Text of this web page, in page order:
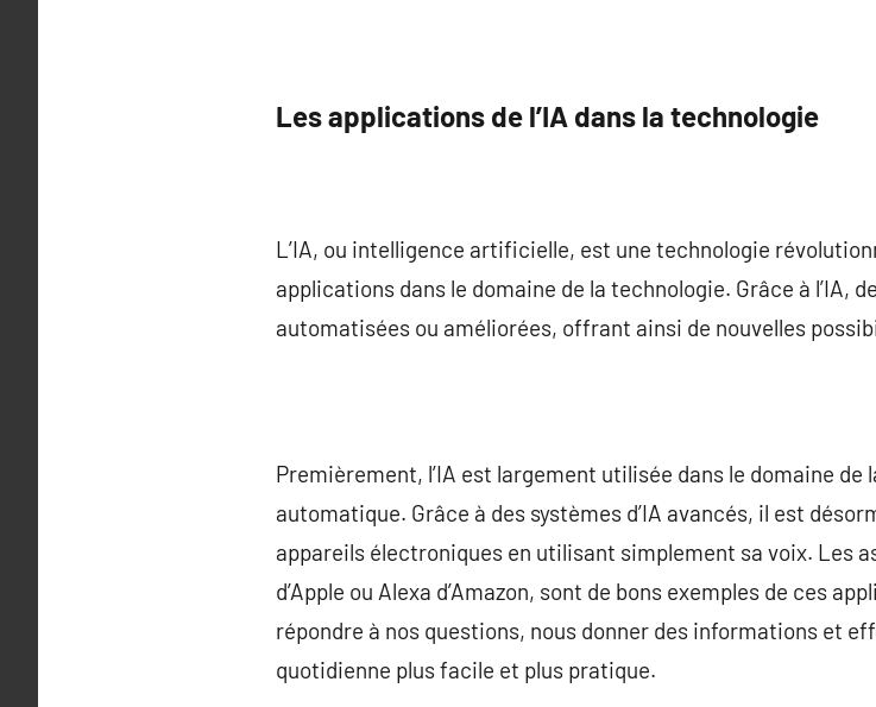
Les applications de l’IA dans la technologie
L’IA, ou intelligence artificielle, est une technologie
applications dans le domaine de la technologie. Grâce à l’IA,
automatisées ou améliorées, offrant ainsi de nouvelles
Premièrement, l’IA est largement utilisée dans le domaine
automatique. Grâce à des systèmes d’IA avancés, il est
appareils électroniques en utilisant simplement sa voix. Les
d’Apple ou Alexa d’Amazon, sont de bons exemples de ces
répondre à nos questions, nous donner des informations et
quotidienne plus facile et plus pratique.